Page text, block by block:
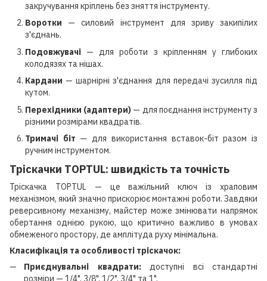
закручування кріплень без зняття інструменту.
Воротки — силовий інструмент для зриву закипілих
з'єднань.
Подовжувачі — для роботи з кріпленням у глибоких
колодязях та нішах.
Кардани — шарнірні з'єднання для передачі зусилля під
кутом.
Перехідники (адаптери) — для поєднання інструменту з
різними розмірами квадратів.
Тримачі біт — для використання вставок-біт разом із
ручним інструментом.
Тріскачки TOPTUL: швидкість та точність
Тріскачка TOPTUL — це важільний ключ із храповим
механізмом, який значно прискорює монтажні роботи. Завдяки
реверсивному механізму, майстер може змінювати напрямок
обертання однією рукою, що критично важливо в умовах
обмеженого простору, де амплітуда руху мінімальна.
Класифікація та особливості тріскачок:
Приєднувальні квадрати:доступні всі стандартні
розміри — 1/4", 3/8", 1/2", 3/4" та 1".